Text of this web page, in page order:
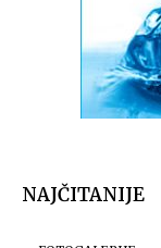
NAJČITANIJE